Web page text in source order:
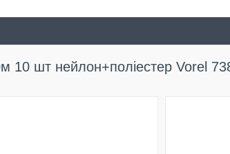
10 шт нейлон+поліестер Vorel